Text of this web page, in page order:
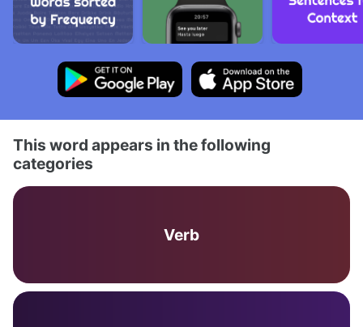
This word appears in the following
categories
Verb